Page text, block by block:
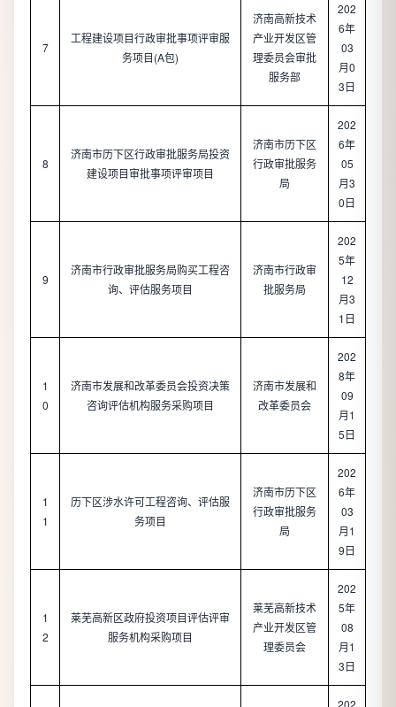
7
工程建设项目行政审批事项评审服
务项目(A包)
济南高新技术
产业开发区管
理委员会审批
服务部
202
6年
03
月0
3日
8
济南市历下区行政审批服务局投资
建设项目审批事项评审项目
济南市历下区
行政审批服务
局
202
6年
05
月3
0日
9
济南市行政审批服务局购买工程咨
询、评估服务项目
济南市行政审
批服务局
202
5年
12
月3
1日
1
0
济南市发展和改革委员会投资决策
咨询评估机构服务采购项目
济南市发展和
改革委员会
202
8年
09
月1
5日
1
1
历下区涉水许可工程咨询、评估服
务项目
济南市历下区
行政审批服务
局
202
6年
03
月1
9日
1
2
莱芜高新区政府投资项目评估评审
服务机构采购项目
莱芜高新技术
产业开发区管
理委员会
202
5年
08
月1
3日